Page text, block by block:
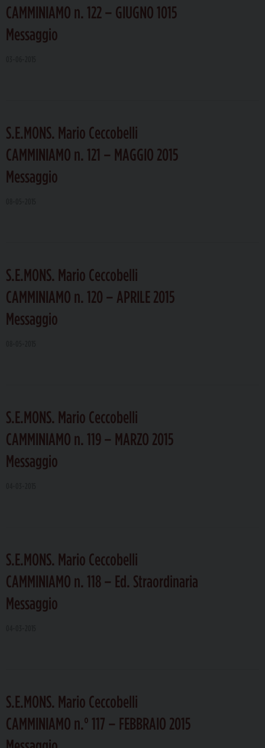
CAMMINIAMO n. 122 – GIUGNO 1015
Messaggio
S.E.MONS. Mario Ceccobelli
CAMMINIAMO n. 121 – MAGGIO 2015
Messaggio
S.E.MONS. Mario Ceccobelli
CAMMINIAMO n. 120 – APRILE 2015
Messaggio
S.E.MONS. Mario Ceccobelli
CAMMINIAMO n. 119 – MARZO 2015
Messaggio
S.E.MONS. Mario Ceccobelli
CAMMINIAMO n. 118 – Ed. Straordinaria
Messaggio
S.E.MONS. Mario Ceccobelli
CAMMINIAMO n.° 117 – FEBBRAIO 2015